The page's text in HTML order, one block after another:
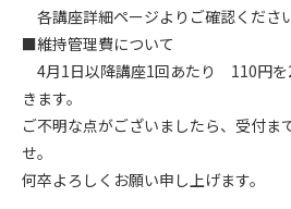
各講座詳細ページよりご確認ください
■維持管理費について
4月1日以降講座1回あたり 110円を
きます。
ご不明な点がございましたら、受付ま
せ。
何卒よろしくお願い申し上げます。